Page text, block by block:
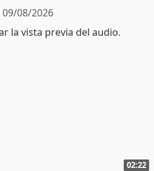
09/08/2026
02:22